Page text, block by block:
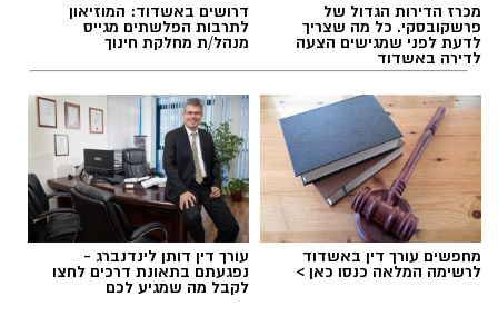
מכרז הדירות הגדול של
פרשקובסקי. כל מה שצריך
לדעת לפני שמגישים הצעה
לדירה באשדוד
דרושים באשדוד: המוזיאון
לתרבות הפלשתים מגייס
מנהל/ת מחלקת חינוך
מחפשים עורך דין באשדוד
לרשימה המלאה כנסו כאן >
עורך דין דותן לינדנברג -
נפגעתם בתאונת דרכים לחצו
לקבל מה שמגיע לכם